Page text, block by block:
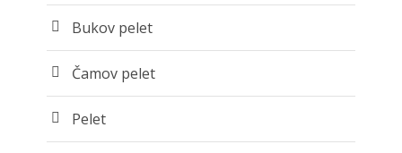
Bukov pelet
Čamov pelet
Pelet